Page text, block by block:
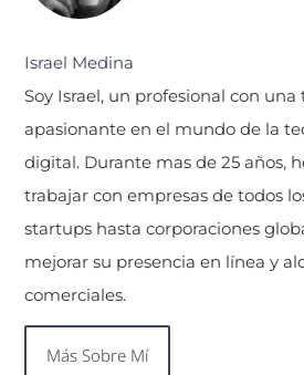
Israel Medina
Soy Israel, un profesional con
apasionante en el mundo de la
digital. Durante mas de 25 años,
trabajar con empresas de todos
startups hasta corporaciones
mejorar su presencia en línea y
comerciales.
Más Sobre Mí